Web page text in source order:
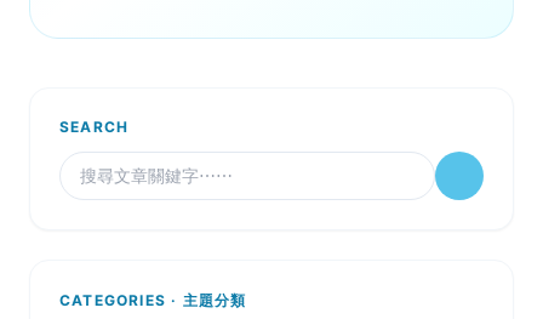
SEARCH
CATEGORIES · 主題分類